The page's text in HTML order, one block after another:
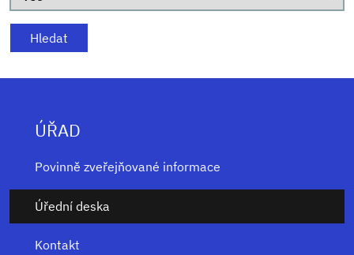
ÚŘAD
Povinně zveřejňované informace
Úřední deska
Kontakt